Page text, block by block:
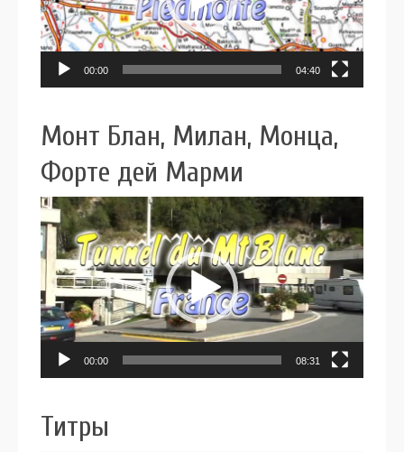
00:00 04:40
Монт Блан, Милан, Монца,
Форте дей Марми
Видеоплеер
00:00 08:31
Титры